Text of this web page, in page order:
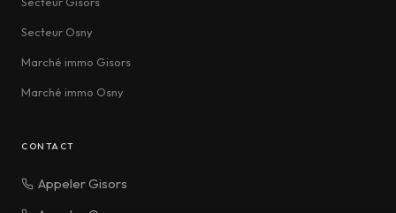
Secteur Osny
Marché immo Gisors
Marché immo Osny
CONTACT
Appeler Gisors